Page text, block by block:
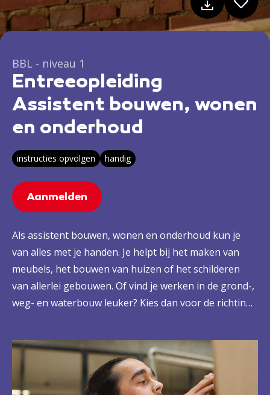
BBL - niveau 1
Entreeopleiding
Assistent bouwen, wonen
en onderhoud
instructies opvolgen handig
Aanmelden
Als assistent bouwen, wonen en onderhoud kun je
van alles met je handen. Je helpt bij het maken van
meubels, het bouwen van huizen of het schilderen
van allerlei gebouwen. Of vind je werken in de grond-,
weg- en waterbouw leuker? Kies dan voor de richting
Wat je ook maakt, jij levert écht vakwerk.